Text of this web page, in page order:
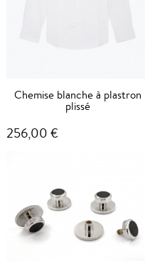
Chemise blanche à plastron
plissé
256,00 €